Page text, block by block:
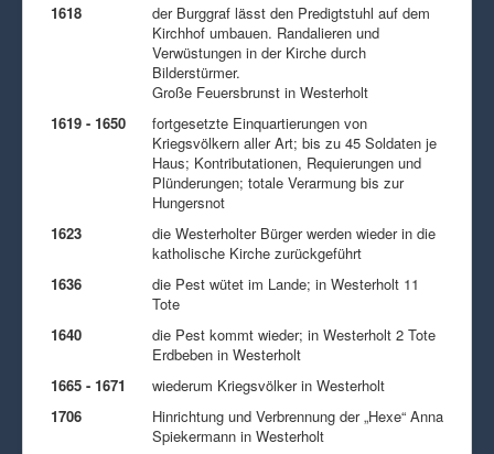
1618
der Burggraf lässt den Predigtstuhl auf dem
Kirchhof umbauen. Randalieren und
Verwüstungen in der Kirche durch
Bilderstürmer.
Große Feuersbrunst in Westerholt
1619 - 1650
fortgesetzte Einquartierungen von
Kriegsvölkern aller Art; bis zu 45 Soldaten je
Haus; Kontributationen, Requierungen und
Plünderungen; totale Verarmung bis zur
Hungersnot
1623
die Westerholter Bürger werden wieder in die
katholische Kirche zurückgeführt
1636
die Pest wütet im Lande; in Westerholt 11
Tote
1640
die Pest kommt wieder; in Westerholt 2 Tote
Erdbeben in Westerholt
1665 - 1671
wiederum Kriegsvölker in Westerholt
1706
Hinrichtung und Verbrennung der „Hexe“ Anna
Spiekermann in Westerholt